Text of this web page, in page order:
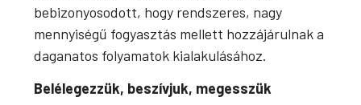
bebizonyosodott, hogy rendszeres, nagy
mennyiségű fogyasztás mellett hozzájárulnak a
daganatos folyamatok kialakulásához.
Belélegezzük, beszívjuk, megesszük